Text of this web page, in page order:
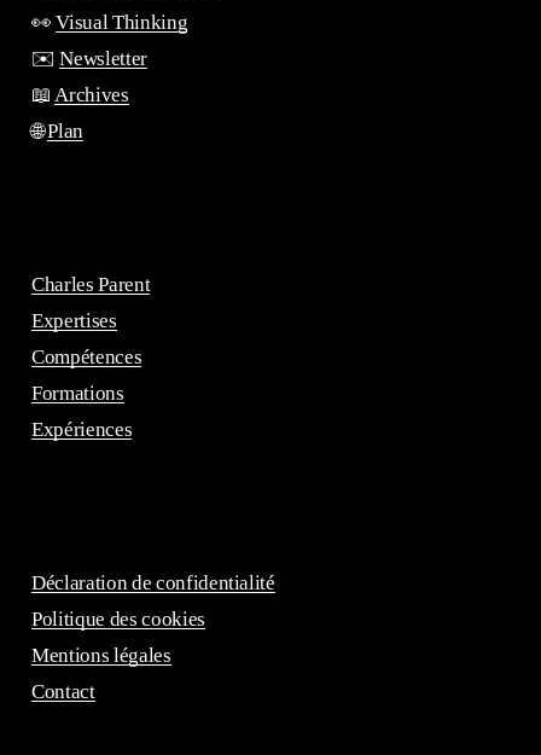
👀Visual Thinking
✉️Newsletter
📖Archives
🌐Plan
Charles Parent
Expertises
Compétences
Formations
Expériences
Déclaration de confidentialité
Politique des cookies
Mentions légales
Contact